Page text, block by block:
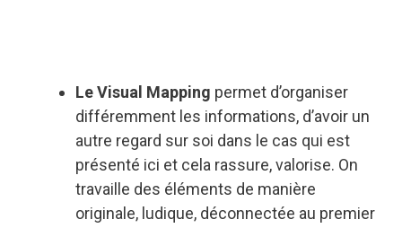
Le Visual Mapping permet d’organiser
différemment les informations, d’avoir un
autre regard sur soi dans le cas qui est
présenté ici et cela rassure, valorise. On
travaille des éléments de manière
originale, ludique, déconnectée au premier